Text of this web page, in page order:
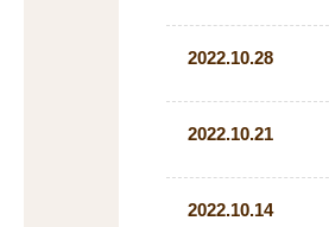
2022.10.28
2022.10.21
2022.10.14